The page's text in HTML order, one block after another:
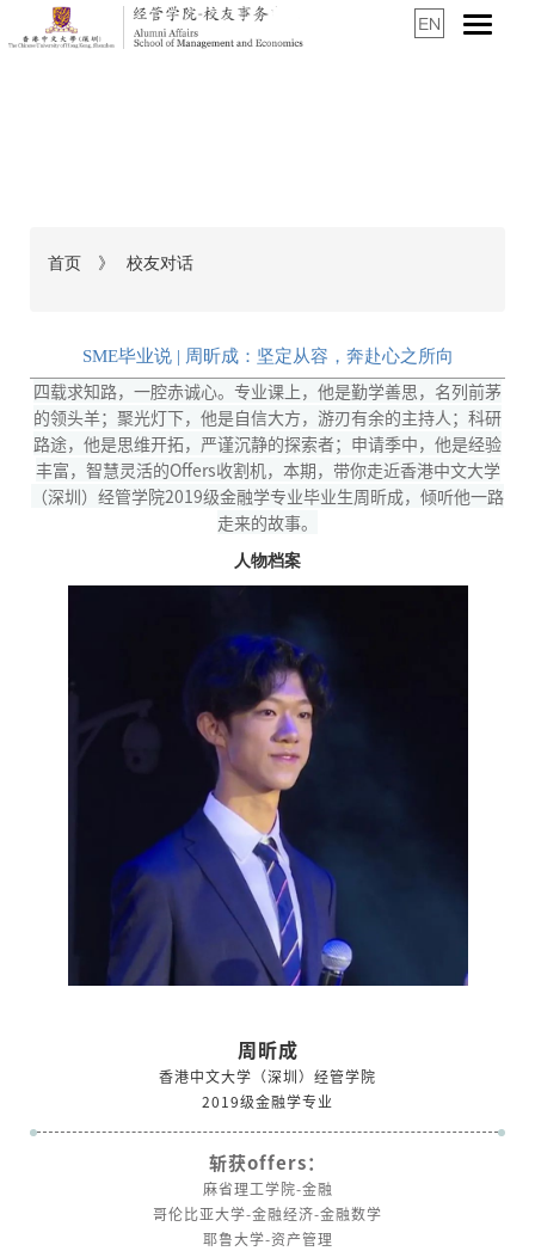
面
首页 》 校友对话
SME毕业说 | 周昕成：坚定从容，奔赴心之所向
四载求知路，一腔赤诚心。专业课上，他是勤学善思，名列前茅
的领头羊；聚光灯下，他是自信大方，游刃有余的主持人；科研
路途，他是思维开拓，严谨沉静的探索者；申请季中，他是经验
丰富，智慧灵活的Offers收割机，本期，带你走近香港中文大学
（深圳）经管学院2019级金融学专业毕业生周昕成，倾听他一路
走来的故事。
人物档案
周昕成
香港中文大学（深圳）经管学院
2019级金融学专业
斩获offers：
麻省理工学院-金融
哥伦比亚大学-金融经济-金融数学
耶鲁大学-资产管理